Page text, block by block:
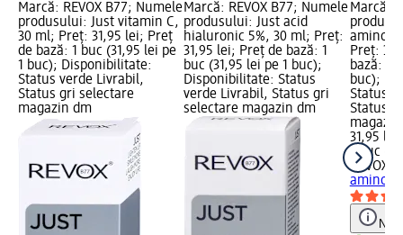
Marcă: REVOX B77; Numele
produsului: Just vitamin C,
30 ml; Preț: 31,95 lei; Preț
de bază: 1 buc (31,95 lei pe
1 buc); Disponibilitate:
Status verde Livrabil,
Status gri selectare
magazin dm
Marcă: REVOX B77; Numele
produsului: Just acid
hialuronic 5%, 30 ml; Preț:
31,95 lei; Preț de bază: 1
buc (31,95 lei pe 1 buc);
Disponibilitate: Status
verde Livrabil, Status gri
selectare magazin dm
Marcă:
amino
Preț:
bază: 1
buc);
Status
Status
31,95 lei
1 buc
REVOX
amino
Notă